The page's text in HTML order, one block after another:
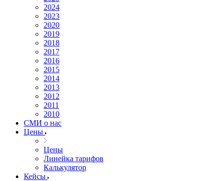
2024
2023
2020
2019
2018
2017
2016
2015
2014
2013
2012
2011
2010
СМИ о нас
Цены
Цены
Линейка тарифов
Калькулятор
Кейсы